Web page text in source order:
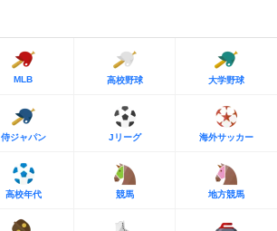
MLB 高校野球 大学野球
侍ジャパン Jリーグ 海外サッカー
高校年代 競馬 地方競馬